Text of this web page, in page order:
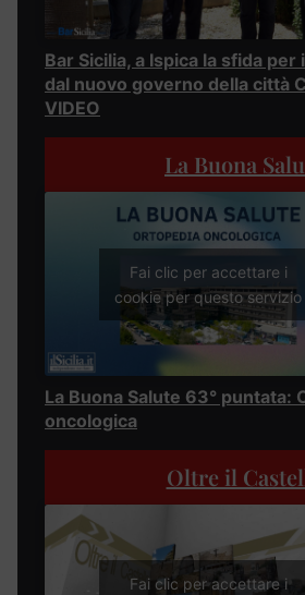
Bar Sicilia, a Ispica la sfida
dal nuovo governo della città
VIDEO
La Buona
Fai clic per accettare i
cookie per questo servizio
La Buona Salute 63° puntata:
oncologica
Oltre il
Fai clic per accettare i